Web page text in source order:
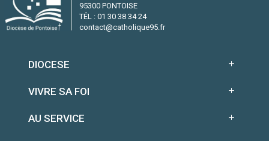
95300 PONTOISE
TÉL : 01 30 38 34 24
contact@catholique95.fr
DIOCESE
VIVRE SA FOI
AU SERVICE